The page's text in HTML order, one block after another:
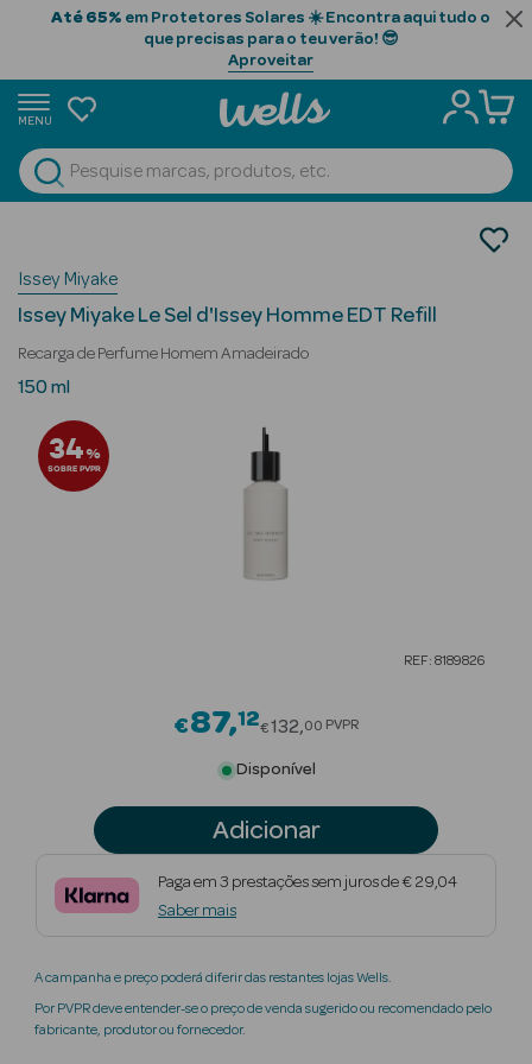
Até 65% em Protetores Solares ☀️ Encontra aqui tudo o
que precisas para o teu verão! 😎
Aproveitar
MENU
Ver Tudo
Beauty Season
Cabelo
Profissional
Beauty Season
Beauty Season
Cosmética
Beauty Season
Nutricosmética
Perfumes
Beauty Season
Eau de Toilette
Issey Miyake
Issey Miyake Le Sel d'Issey Homme EDT Refill
Recarga de Perfume Homem Amadeirado
150 ml
34%
SOBRE PVPR
REF: 8189826
€87 12Price reduced from
€132 00 PVPR
Disponível
Adicionar
Paga em 3 prestações sem juros de € 29,04
Saber mais
A campanha e preço poderá diferir das restantes lojas Wells.
Por PVPR deve entender-se o preço de venda sugerido ou recomendado pelo
fabricante, produtor ou fornecedor.